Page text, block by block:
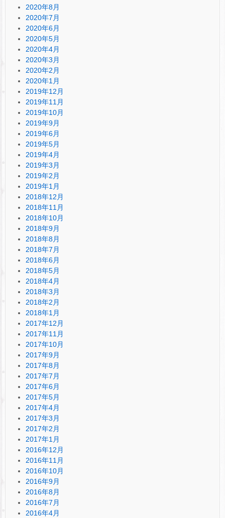
2020年8月
2020年7月
2020年6月
2020年5月
2020年4月
2020年3月
2020年2月
2020年1月
2019年12月
2019年11月
2019年10月
2019年9月
2019年6月
2019年5月
2019年4月
2019年3月
2019年2月
2019年1月
2018年12月
2018年11月
2018年10月
2018年9月
2018年8月
2018年7月
2018年6月
2018年5月
2018年4月
2018年3月
2018年2月
2018年1月
2017年12月
2017年11月
2017年10月
2017年9月
2017年8月
2017年7月
2017年6月
2017年5月
2017年4月
2017年3月
2017年2月
2017年1月
2016年12月
2016年11月
2016年10月
2016年9月
2016年8月
2016年7月
2016年4月